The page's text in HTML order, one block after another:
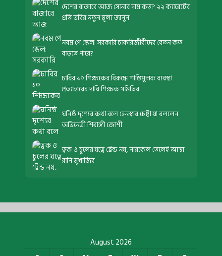
দেশের বাজারে আজ সোনার দাম কত? ২২ ক্যারেটের
প্রতি ভরির নতুন মূল্য জানুন
নবম পে স্কেল: সরকারি চাকরিজীবীদের বেতন কত
বাড়তে পারে?
ঢাবির ১০ শিক্ষকের বিরুদ্ধে শাস্তিমূলক ব্যবস্থা
প্রত্যাহারের দাবি শিক্ষক সমিতির
ঘনিষ্ঠ দৃশ্যের কথা বলে হেনস্থার চেষ্টা যা বললেন
অভিনেত্রী শিবাঙ্গী জোশী
ত্বক ও চুলের যত্নে ট্রেন্ড নয়, নারকেল তেলেই আস্থা
রানি মুখার্জির
August 2026